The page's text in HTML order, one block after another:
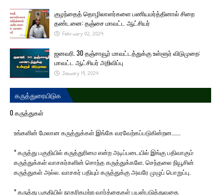
குழந்தைத் தொழிலாளர்களை பணியமர்த்தினால் சிறை
தண்டனை: தஞ்சை மாவட்ட ஆட்சியர்
February 02, 2024
ஜனவரி. 30 தஞ்சாவூர் மாவட்டத்துக்கு உள்ளூர் விடுமுறை:
மாவட்ட ஆட்சியர் அறிவிப்பு
January 19, 2024
கருத்துரையிடுக
0 கருத்துகள்
உங்களின் மேலான கருத்துக்கள் இங்கே வரவேற்கப்படுகின்றன......
* கருத்து பகுதியில் கருத்துரிமை என்ற அடிப்படையில் இங்கு பதிவாகும்
கருத்துக்கள் வாசகர்களின் சொந்த கருத்துக்களே. செந்தலை நியூசின்
கருத்துகள் அல்ல. வாசகர் பதியும் கருத்துக்கு அவரே முழுப் பொறுப்பு.
* கருத்து பகுதியில் நாகரிகமற்ற வார்த்தைகள் பயன்படுத்துவதை